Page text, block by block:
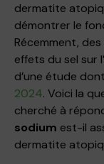
dermatite
démontrer le
Récemment,
effets du sel sur
d’une étude
2024. Voici la
cherché à
sodium est-il
dermatite